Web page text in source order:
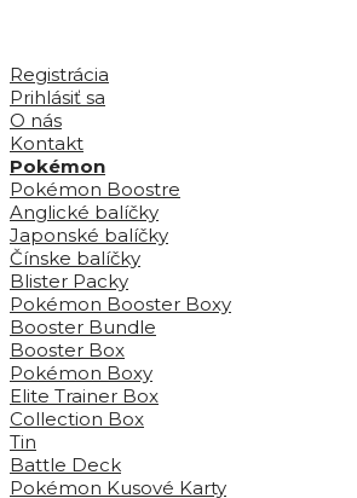
Registrácia
Prihlásiť sa
O nás
Kontakt
Pokémon
Pokémon Boostre
Anglické balíčky
Japonské balíčky
Čínske balíčky
Blister Packy
Pokémon Booster Boxy
Booster Bundle
Booster Box
Pokémon Boxy
Elite Trainer Box
Collection Box
Tin
Battle Deck
Pokémon Kusové Karty